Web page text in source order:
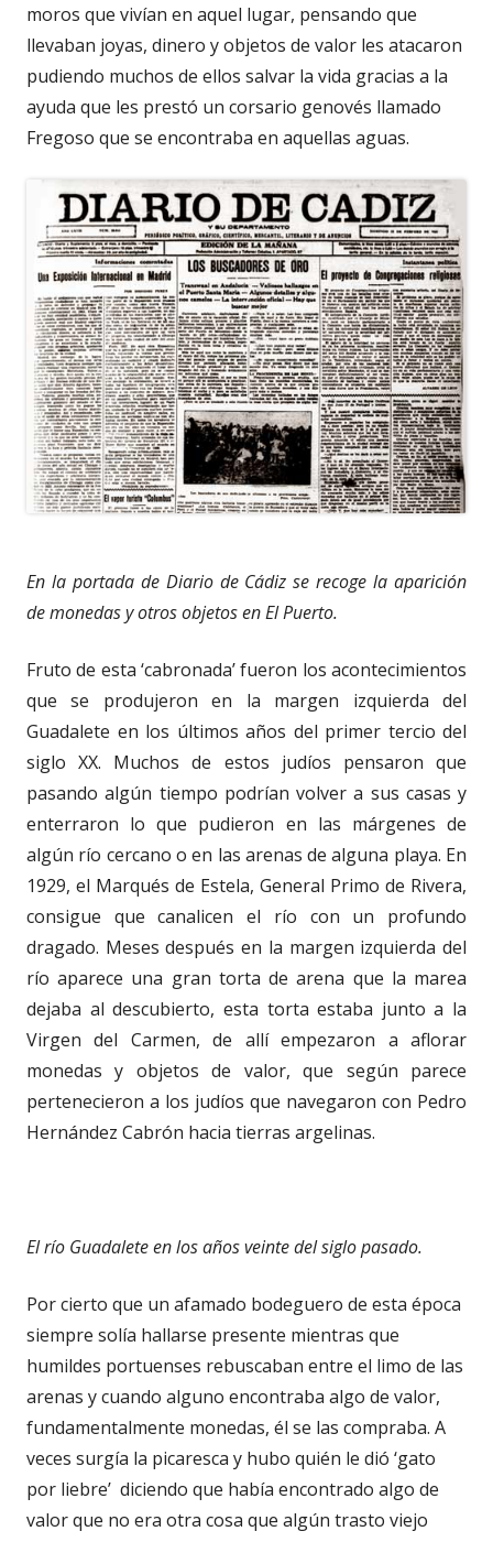
moros que vivían en aquel lugar, pensando que
llevaban joyas, dinero y objetos de valor les atacaron
pudiendo muchos de ellos salvar la vida gracias a la
ayuda que les prestó un corsario genovés llamado
Fregoso que se encontraba en aquellas aguas.
En la portada de Diario de Cádiz se recoge la aparición
de monedas y otros objetos en El Puerto.
Fruto de esta ‘cabronada’ fueron los acontecimientos
que se produjeron en la margen izquierda del
Guadalete en los últimos años del primer tercio del
siglo XX. Muchos de estos judíos pensaron que
pasando algún tiempo podrían volver a sus casas y
enterraron lo que pudieron en las márgenes de
algún río cercano o en las arenas de alguna playa. En
1929, el Marqués de Estela, General Primo de Rivera,
consigue que canalicen el río con un profundo
dragado. Meses después en la margen izquierda del
río aparece una gran torta de arena que la marea
dejaba al descubierto, esta torta estaba junto a la
Virgen del Carmen, de allí empezaron a aflorar
monedas y objetos de valor, que según parece
pertenecieron a los judíos que navegaron con Pedro
Hernández Cabrón hacia tierras argelinas.
El río Guadalete en los años veinte del siglo pasado.
Por cierto que un afamado bodeguero de esta época
siempre solía hallarse presente mientras que
humildes portuenses rebuscaban entre el limo de las
arenas y cuando alguno encontraba algo de valor,
fundamentalmente monedas, él se las compraba. A
veces surgía la picaresca y hubo quién le dió ‘gato
por liebre’ diciendo que había encontrado algo de
valor que no era otra cosa que algún trasto viejo